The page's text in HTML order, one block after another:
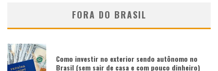
FORA DO BRASIL
Como investir no exterior sendo autônomo no
Brasil (sem sair de casa e com pouco dinheiro)